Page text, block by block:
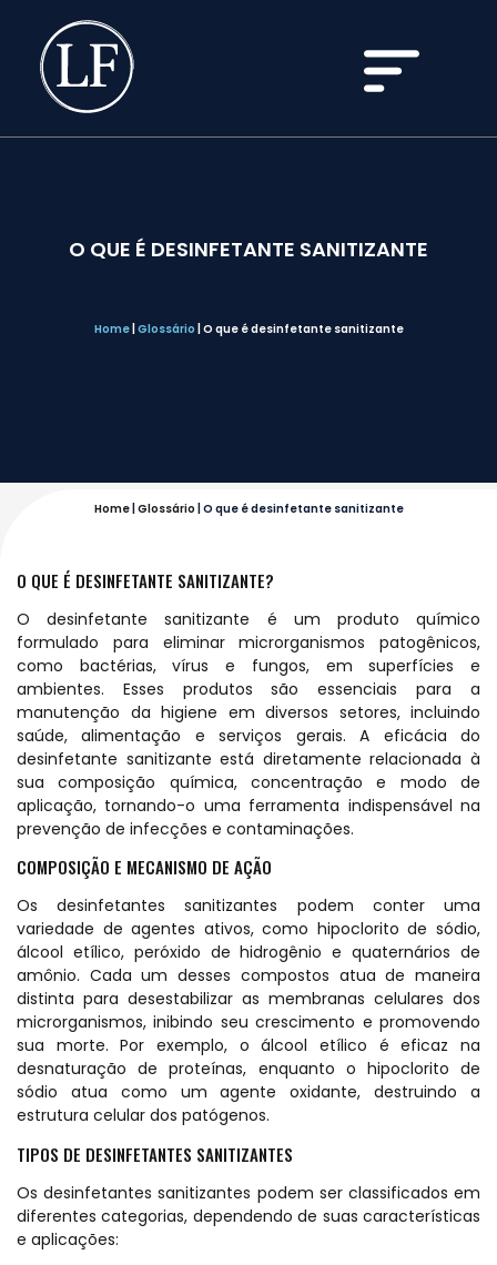
O QUE É DESINFETANTE SANITIZANTE
Home| Glossário O que é desinfetante sanitizante
Home| Glossário O que é desinfetante sanitizante
O QUE É DESINFETANTE SANITIZANTE?
O desinfetante sanitizante é um produto químico
formulado para eliminar microrganismos patogênicos,
como bactérias, vírus e fungos, em superfícies e
ambientes. Esses produtos são essenciais para a
manutenção da higiene em diversos setores, incluindo
saúde, alimentação e serviços gerais. A eficácia do
desinfetante sanitizante está diretamente relacionada à
sua composição química, concentração e modo de
aplicação, tornando-o uma ferramenta indispensável na
prevenção de infecções e contaminações.
COMPOSIÇÃO E MECANISMO DE AÇÃO
Os desinfetantes sanitizantes podem conter uma
variedade de agentes ativos, como hipoclorito de sódio,
álcool etílico, peróxido de hidrogênio e quaternários de
amônio. Cada um desses compostos atua de maneira
distinta para desestabilizar as membranas celulares dos
microrganismos, inibindo seu crescimento e promovendo
sua morte. Por exemplo, o álcool etílico é eficaz na
desnaturação de proteínas, enquanto o hipoclorito de
sódio atua como um agente oxidante, destruindo a
estrutura celular dos patógenos.
TIPOS DE DESINFETANTES SANITIZANTES
Os desinfetantes sanitizantes podem ser classificados em
diferentes categorias, dependendo de suas características
e aplicações: